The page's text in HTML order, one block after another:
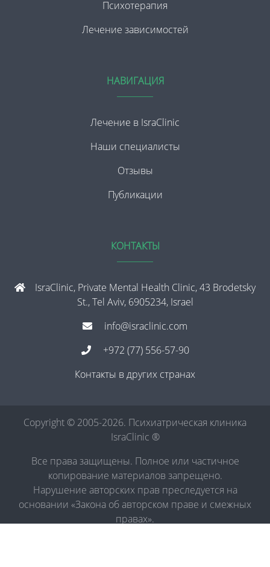
Психотерапия
Лечение зависимостей
НАВИГАЦИЯ
Лечение в IsraClinic
Наши специалисты
Отзывы
Публикации
КОНТАКТЫ
IsraClinic, Private Mental Health Clinic, 43 Brodetsky
St., Tel Aviv, 6905234, Israel
info@israclinic.com
+972 (77) 556-57-90
Контакты в других странах
Copyright © 2005-2026. Психиатрическая клиника
IsraClinic ®
Все права защищены. Полное или частичное
копирование материалов запрещено.
Нарушение авторских прав преследуется на
основании «Закона об авторском праве и смежных
правах».